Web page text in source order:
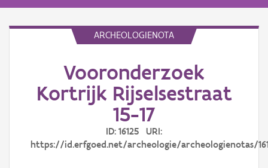
ARCHEOLOGIENOTA
Vooronderzoek
Kortrijk Rijselsestraat
15-17
ID: 16125 URI:
https://id.erfgoed.net/archeologie/archeologienotas/